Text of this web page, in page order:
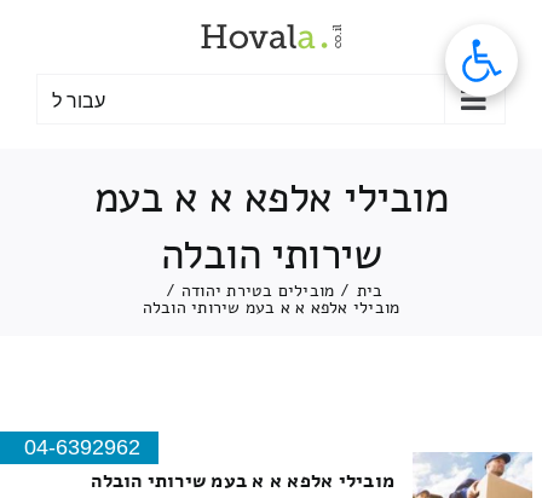
עבור ל
מובילי אלפא א א בעמ
שירותי הובלה
בית / מובילים בטירת יהודה /
מובילי אלפא א א בעמ שירותי הובלה
04-6392962
מובילי אלפא א א בעמ שירותי הובלה